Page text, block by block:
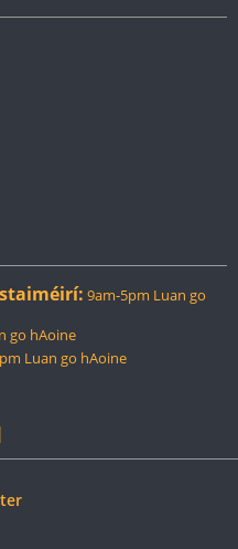
9am-5pm Luan go
go hAoine
Luan go hAoine